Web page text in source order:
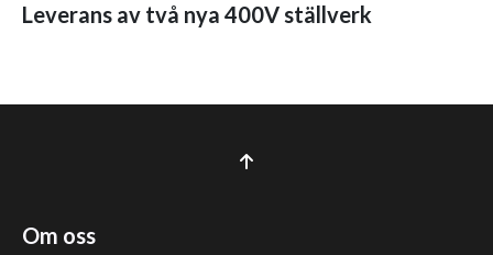
Leverans av två nya 400V ställverk
Om oss